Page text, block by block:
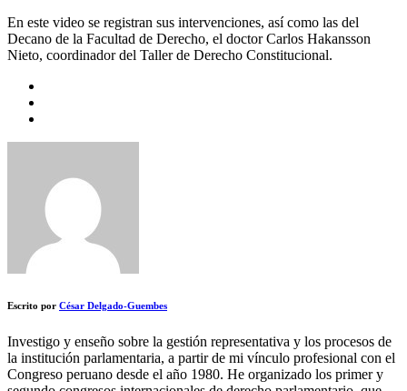
En este video se registran sus intervenciones, así como las del
Decano de la Facultad de Derecho, el doctor Carlos Hakansson
Nieto, coordinador del Taller de Derecho Constitucional.
Escrito por César Delgado-Guembes
Investigo y enseño sobre la gestión representativa y los procesos de
la institución parlamentaria, a partir de mi vínculo profesional con el
Congreso peruano desde el año 1980. He organizado los primer y